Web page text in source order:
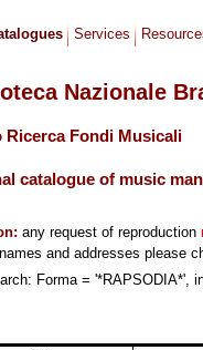
Services
Nazionale
Ricerca Fondi Musicali
catalogue of music
any request of reproduction
and addresses please
Forma = '*RAPSODIA*',